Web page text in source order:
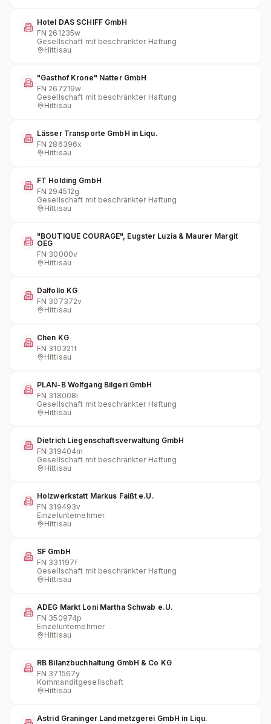
Hotel DAS SCHIFF GmbH
FN 261235w
Gesellschaft mit beschränkter Haftung
Hittisau
"Gasthof Krone" Natter GmbH
FN 267219w
Gesellschaft mit beschränkter Haftung
Hittisau
Lässer Transporte GmbH in Liqu.
FN 286396x
Hittisau
FT Holding GmbH
FN 294512g
Gesellschaft mit beschränkter Haftung
Hittisau
"BOUTIQUE COURAGE", Eugster Luzia & Maurer Margit
OEG
FN 30000v
Hittisau
Dalfollo KG
FN 307372v
Hittisau
Chen KG
FN 310321f
Hittisau
PLAN-B Wolfgang Bilgeri GmbH
FN 318008i
Gesellschaft mit beschränkter Haftung
Hittisau
Dietrich Liegenschaftsverwaltung GmbH
FN 319404m
Gesellschaft mit beschränkter Haftung
Hittisau
Holzwerkstatt Markus Faißt e.U.
FN 319493v
Einzelunternehmer
Hittisau
SF GmbH
FN 331197f
Gesellschaft mit beschränkter Haftung
Hittisau
ADEG Markt Loni Martha Schwab e.U.
FN 350974p
Einzelunternehmer
Hittisau
RB Bilanzbuchhaltung GmbH & Co KG
FN 371567y
Kommanditgesellschaft
Hittisau
Astrid Graninger Landmetzgerei GmbH in Liqu.